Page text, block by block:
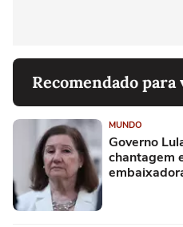
Recomendado para
MUNDO
Governo
chantagem